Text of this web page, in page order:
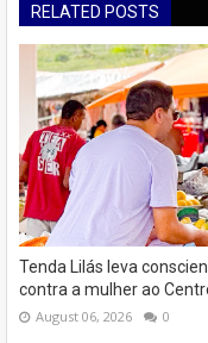
RELATED POSTS
Tenda Lilás leva
contra a mulher ao
August 06, 2026 0